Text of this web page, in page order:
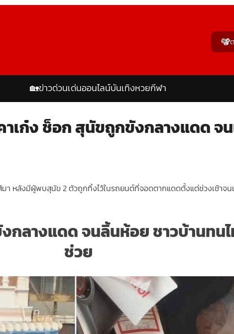
🏡ข่าวด่วนเด่นออนไลน์บันเทิงหวยกีฬา
ก๋ง ช็อก สุนัขถูกขังกลางแดด จน
า หลังมีผู้พบสุนัข 2 ตัวถูกทิ้งไว้ในรถยนต์ที่จอดตากแดดตั้งแต่ช่วงเช้าจน
ลางแดด จนลิ้นห้อย ชาวบ้านทน
ช่วย